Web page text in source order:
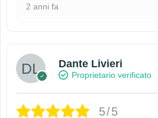
2 anni fa
Dante Livieri
Proprietario verificato
5/5